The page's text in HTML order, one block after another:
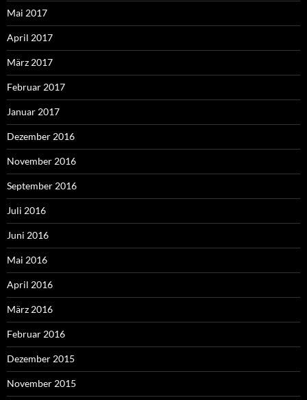
Mai 2017
April 2017
März 2017
Februar 2017
Januar 2017
Dezember 2016
November 2016
September 2016
Juli 2016
Juni 2016
Mai 2016
April 2016
März 2016
Februar 2016
Dezember 2015
November 2015